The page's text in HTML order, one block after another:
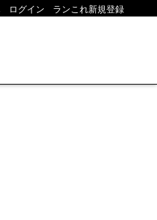
ログイン ランこれ新規登録